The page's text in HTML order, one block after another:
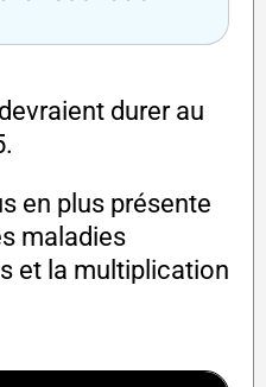
durer au
en plus présente
maladies
et la multiplication